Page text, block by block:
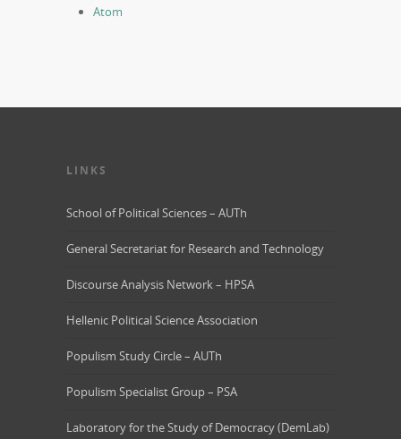
Atom
LINKS
School of Political Sciences – AUTh
General Secretariat for Research and Technology
Discourse Analysis Network – HPSA
Hellenic Political Science Association
Populism Study Circle – AUTh
Populism Specialist Group – PSA
Laboratory for the Study of Democracy (DemLab)